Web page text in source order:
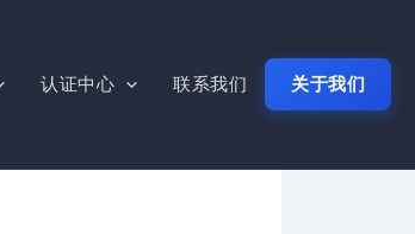
认证中心 联系我们 关于我们